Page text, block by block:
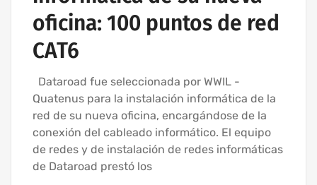
oficina: 100 puntos de red
CAT6
Dataroad fue seleccionada por WWIL -
Quatenus para la instalación informática de la
red de su nueva oficina, encargándose de la
conexión del cableado informático. El equipo
de redes y de instalación de redes informáticas
de Dataroad prestó los